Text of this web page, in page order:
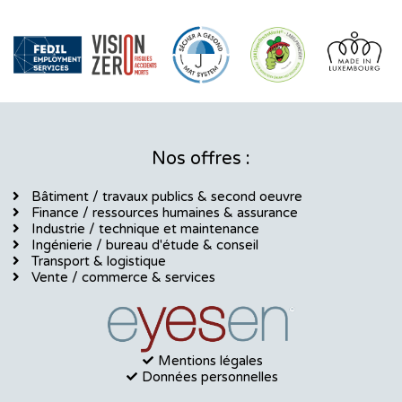
Nos offres :
Bâtiment / travaux publics & second oeuvre
Finance / ressources humaines & assurance
Industrie / technique et maintenance
Ingénierie / bureau d'étude & conseil
Transport & logistique
Vente / commerce & services
Mentions légales
Données personnelles